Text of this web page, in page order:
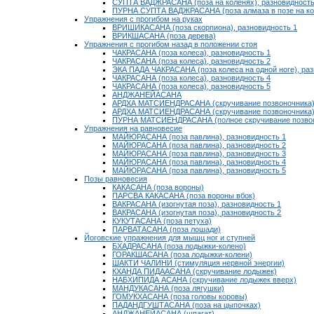
СУПТА ВАДЖРАСАНА (поза на коленях),
ПУРНА СУПТА ВАДЖРАСАНА (поза алмаза в позе на
Упражнения с прогибом на руках
ВРИШИКАСАНА (поза скорпиона), разновидность 1
ВРИКШАСАНА (поза дерева)
Упражнения с прогибом назад в положении стоя
ЧАКРАСАНА (поза колеса), разновидность 1
ЧАКРАСАНА (поза колеса), разновидность 2
ЭКА ПАДА ЧАКРАСАНА (поза колеса на одной ноге),
ЧАКРАСАНА (поза колеса), разновидность 4
ЧАКРАСАНА (поза колеса), разновидность 5
АНДЖАНЕЙАСАНА
АРДХА МАТСИЕНДРАСАНА (скручивание
АРДХА МАТСИЕНДРАСАНА (скручивание
ПУРНА МАТСИЕНДРАСАНА (полное скручивание
Упражнения на равновесие
МАЙЮРАСАНА (поза павлина), разновидность 1
МАЙЮРАСАНА (поза павлина), разновидность 2
МАЙЮРАСАНА (поза павлина), разновидность 3
МАЙЮРАСАНА (поза павлина), разновидность 4
МАЙЮРАСАНА (поза павлина), разновидность 5
Позы равновесия
КАКАСАНА (поза вороны)
ПАРСВА КАКАСАНА (поза вороны вбок)
ВАКРАСАНА (изогнутая поза), разновидность 1
ВАКРАСАНА (изогнутая поза), разновидность 2
КУКУТАСАНА (поза петуха)
ПАРВАТАСАНА (поза лошади)
Йоговские упражнения для мышц ног и ступней
БХАДРАСАНА (поза лодыжки-колено)
ГОРАКШАСАНА (поза лодыжки-колени)
ШАКТИ ЧАЛИНИ (стимуляция нервной энергии)
КХАНДА ПИДААСАНА (скручивание лодыжек)
НАБХИПИДА АСАНА (скручивание лодыжек вверх)
МАНДУКАСАНА (поза лягушки)
ГОМУКХАСАНА (поза головы коровы)
ПАДАНДГУШТАСАНА (поза на цыпочках)